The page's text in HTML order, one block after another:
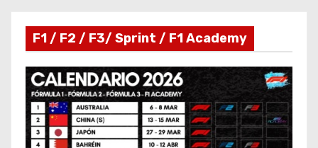
F1 / F2 / F3/ Sprint / F1 Academy